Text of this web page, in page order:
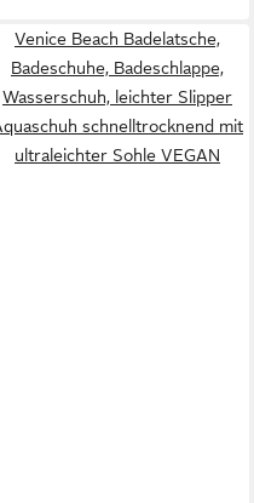
Venice Beach Badelatsche,
Badeschuhe, Badeschlappe,
Wasserschuh, leichter Slipper
schnelltrocknend mit
ultraleichter Sohle VEGAN